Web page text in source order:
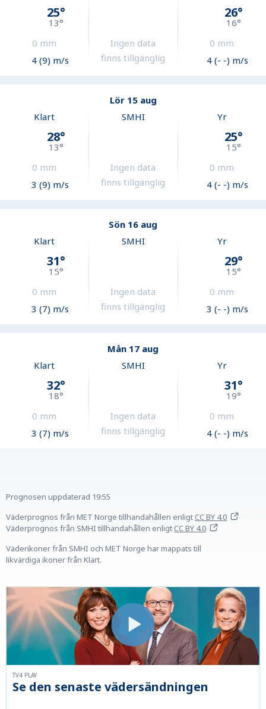
25°
13°
0 mm
4 (9) m/s
Ingen data
finns tillgänglig
26°
16°
0 mm
4 (- -) m/s
Lör 15 aug
Klart
28°
13°
0 mm
3 (9) m/s
SMHI
Ingen data
finns tillgänglig
Yr
25°
15°
0 mm
4 (- -) m/s
Sön 16 aug
Klart
31°
15°
0 mm
3 (7) m/s
SMHI
Ingen data
finns tillgänglig
Yr
29°
15°
0 mm
3 (- -) m/s
Mån 17 aug
Klart
32°
18°
0 mm
3 (7) m/s
SMHI
Ingen data
finns tillgänglig
Yr
31°
19°
0 mm
4 (- -) m/s
Prognosen uppdaterad 19:55
Väderprognos från MET Norge tillhandahållen enligtCC BY 4.0
Väderprognos från SMHI tillhandahållen enligtCC BY 4.0
Väderikoner från SMHI och MET Norge har mappats till
likvärdiga ikoner från Klart.
Se den senaste vädersändningen
TV4 PLAY